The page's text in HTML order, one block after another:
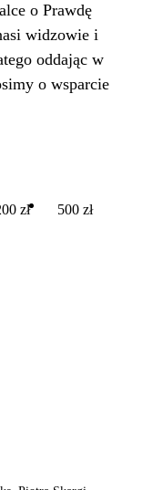
o Prawdę
widzowie i
oddając w
o wsparcie
zł 500 zł